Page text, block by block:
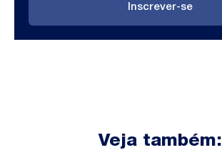
Inscrever-se
Veja também: